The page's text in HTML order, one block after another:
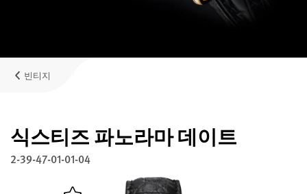
내계정
서비스
워런티, 시계 개선과 복구
빈티지
식스티즈 파노라마 데이트
2-39-47-01-01-04